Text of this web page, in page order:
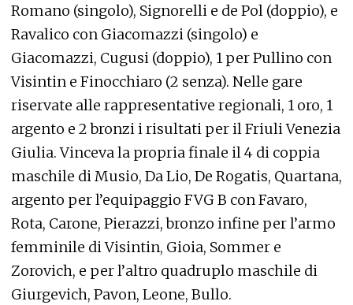
Romano (singolo), Signorelli e de Pol (doppio), e
Ravalico con Giacomazzi (singolo) e
Giacomazzi, Cugusi (doppio), 1 per Pullino con
Visintin e Finocchiaro (2 senza). Nelle gare
riservate alle rappresentative regionali, 1 oro, 1
argento e 2 bronzi i risultati per il Friuli Venezia
Giulia. Vinceva la propria finale il 4 di coppia
maschile di Musio, Da Lio, De Rogatis, Quartana,
argento per l’equipaggio FVG B con Favaro,
Rota, Carone, Pierazzi, bronzo infine per l’armo
femminile di Visintin, Gioia, Sommer e
Zorovich, e per l’altro quadruplo maschile di
Giurgevich, Pavon, Leone, Bullo.